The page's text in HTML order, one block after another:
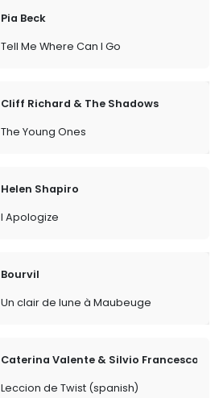
Pia Beck
Tell Me Where Can I Go
Cliff Richard & The Shadows
The Young Ones
Helen Shapiro
I Apologize
Bourvil
Un clair de lune à Maubeuge
Caterina Valente & Silvio Francesco
Leccion de Twist (spanish)